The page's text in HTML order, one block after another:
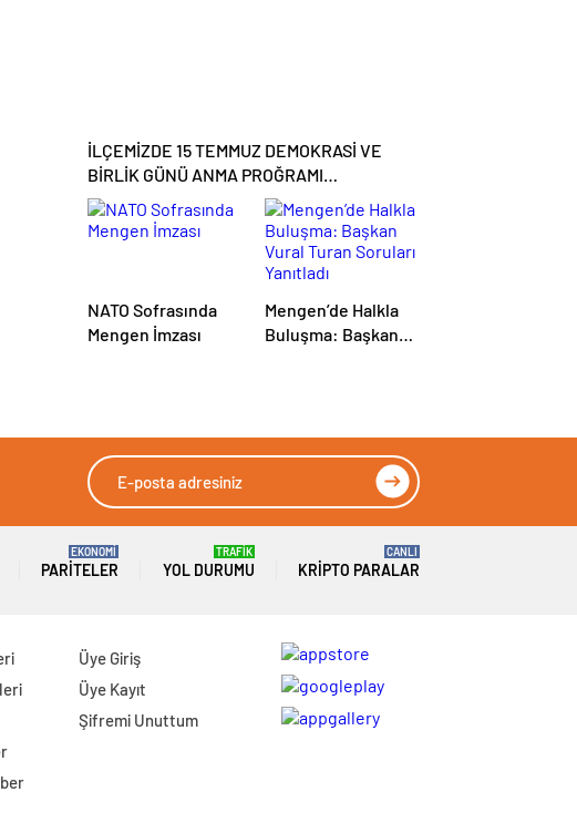
İLÇEMİZDE 15 TEMMUZ DEMOKRASİ VE
BİRLİK GÜNÜ ANMA PROĞRAMI
DÜZENLENDİ
NATO Sofrasında
Mengen İmzası
Mengen’de Halkla
Buluşma: Başkan
PARITELER
EKONOMİ
YOL DURUMU
TRAFİK
KRIPTO PARALAR
CANLI
Üye Giriş
Üye Kayıt
Şifremi Unuttum